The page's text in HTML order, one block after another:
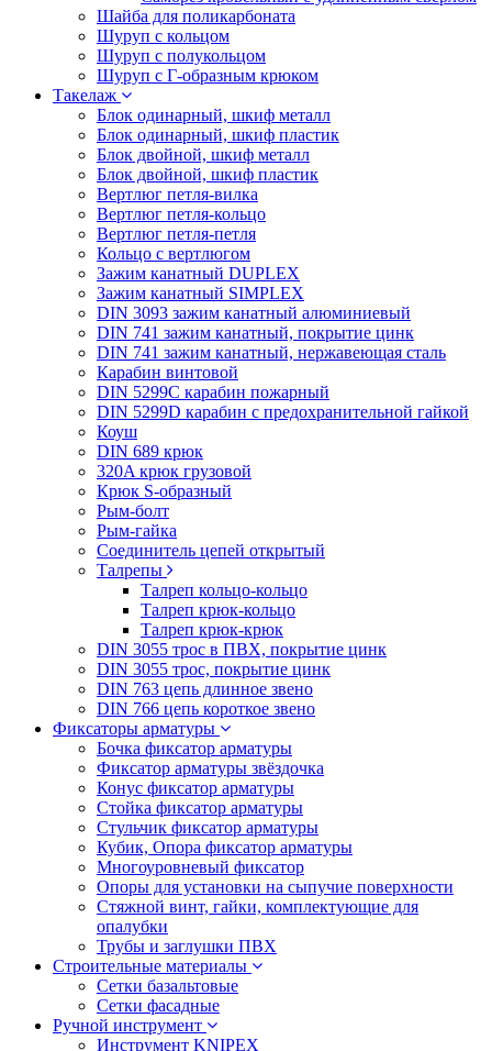
Шайба для поликарбоната
Шуруп с кольцом
Шуруп с полукольцом
Шуруп с Г-образным крюком
Такелаж
Блок одинарный, шкиф металл
Блок одинарный, шкиф пластик
Блок двойной, шкиф металл
Блок двойной, шкиф пластик
Вертлюг петля-вилка
Вертлюг петля-кольцо
Вертлюг петля-петля
Кольцо с вертлюгом
Зажим канатный DUPLEX
Зажим канатный SIMPLEX
DIN 3093 зажим канатный алюминиевый
DIN 741 зажим канатный, покрытие цинк
DIN 741 зажим канатный, нержавеющая сталь
Карабин винтовой
DIN 5299C карабин пожарный
DIN 5299D карабин с предохранительной гайкой
Коуш
DIN 689 крюк
320A крюк грузовой
Крюк S-образный
Рым-болт
Рым-гайка
Соединитель цепей открытый
Талрепы
Талреп кольцо-кольцо
Талреп крюк-кольцо
Талреп крюк-крюк
DIN 3055 трос в ПВХ, покрытие цинк
DIN 3055 трос, покрытие цинк
DIN 763 цепь длинное звено
DIN 766 цепь короткое звено
Фиксаторы арматуры
Бочка фиксатор арматуры
Фиксатор арматуры звёздочка
Конус фиксатор арматуры
Стойка фиксатор арматуры
Стульчик фиксатор арматуры
Кубик, Опора фиксатор арматуры
Многоуровневый фиксатор
Опоры для установки на сыпучие поверхности
Стяжной винт, гайки, комплектующие для
опалубки
Трубы и заглушки ПВХ
Строительные материалы
Сетки базальтовые
Сетки фасадные
Ручной инструмент
Инструмент KNIPEX